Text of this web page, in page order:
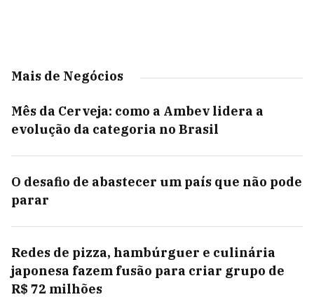
Mais de Negócios
Mês da Cerveja: como a Ambev lidera a
evolução da categoria no Brasil
O desafio de abastecer um país que não pode
parar
Redes de pizza, hambúrguer e culinária
japonesa fazem fusão para criar grupo de
R$ 72 milhões